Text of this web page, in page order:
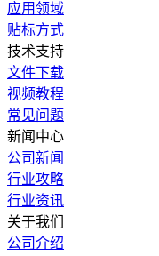
应用领域
贴标方式
技术支持
文件下载
视频教程
常见问题
新闻中心
公司新闻
行业攻略
行业资讯
关于我们
公司介绍